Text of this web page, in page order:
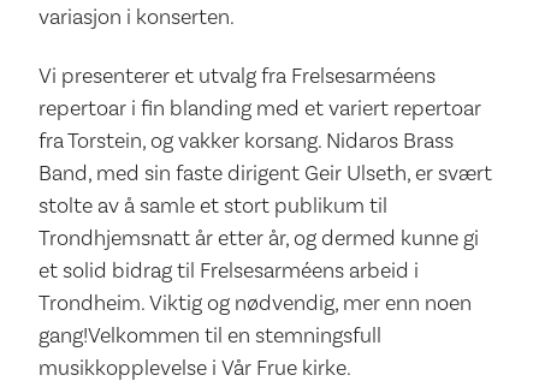
variasjon i konserten.
Vi presenterer et utvalg fra Frelsesarméens
repertoar i fin blanding med et variert repertoar
fra Torstein, og vakker korsang. Nidaros Brass
Band, med sin faste dirigent Geir Ulseth, er svært
stolte av å samle et stort publikum til
Trondhjemsnatt år etter år, og dermed kunne gi
et solid bidrag til Frelsesarméens arbeid i
Trondheim. Viktig og nødvendig, mer enn noen
gang!Velkommen til en stemningsfull
musikkopplevelse i Vår Frue kirke.